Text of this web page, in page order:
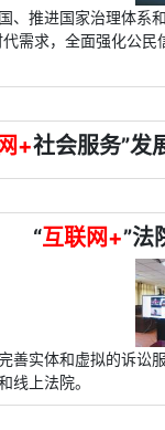
、推进国家治理体系
代需求，全面强化公
+社会服务”发
“互联网+”法
善实体和虚拟的诉讼
线上法院。